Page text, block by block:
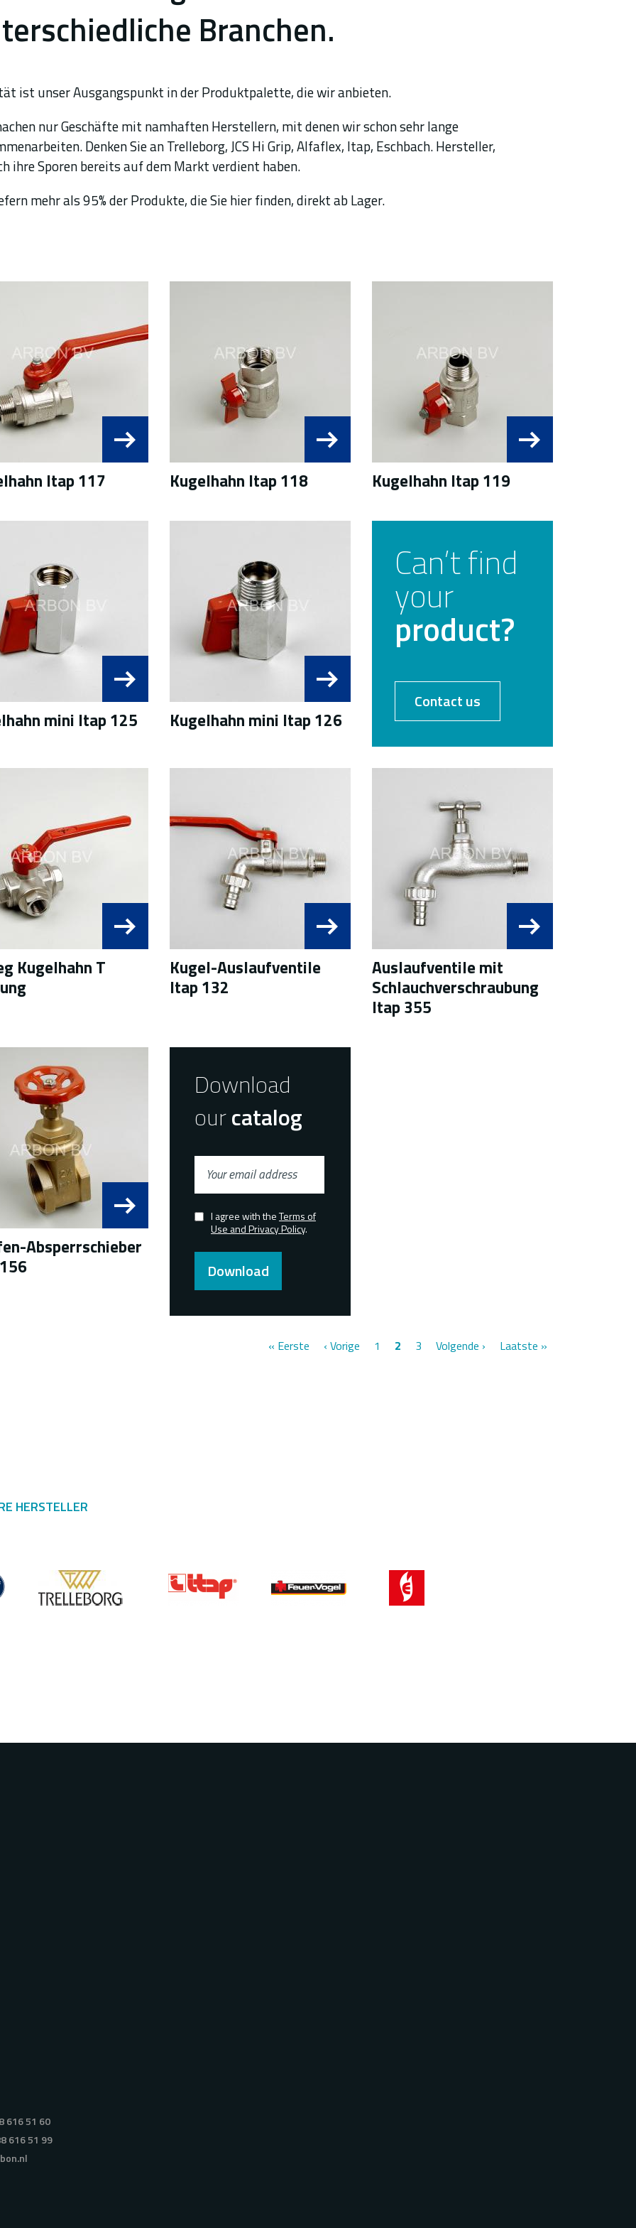
Branchen.
ist unser Ausgangspunkt in der Produktpalette, die wir anbieten.
nur Geschäfte mit namhaften Herstellern, mit denen wir schon sehr lange
Denken Sie an Trelleborg, JCS Hi Grip, Alfaflex, Itap, Eschbach. Hersteller,
ihre Sporen bereits auf dem Markt verdient haben.
mehr als 95% der Produkte, die Sie hier finden, direkt ab Lager.
Itap 117 Kugelhahn Itap 118 Kugelhahn Itap 119
mini Itap 125 Kugelhahn mini Itap 126
Kugelhahn T
Kugel-Auslaufventile
Itap 132
Auslaufventile mit
Schlauchverschraubung
Itap 355
Absperrschieber
Can’t find
your
product?
Contact us
Download
ourcatalog
Your
email
Confirmed
I agree with theTerms of
Use and Privacy Policy.
Download
Erste
« Eerste
Vorherige
‹ Vorige Seite
1
Aktuelle
2 Seite
3
Nächste
Volgende ›
Letzte
Laatste »
HERSTELLER
616 51 60
616 51 99